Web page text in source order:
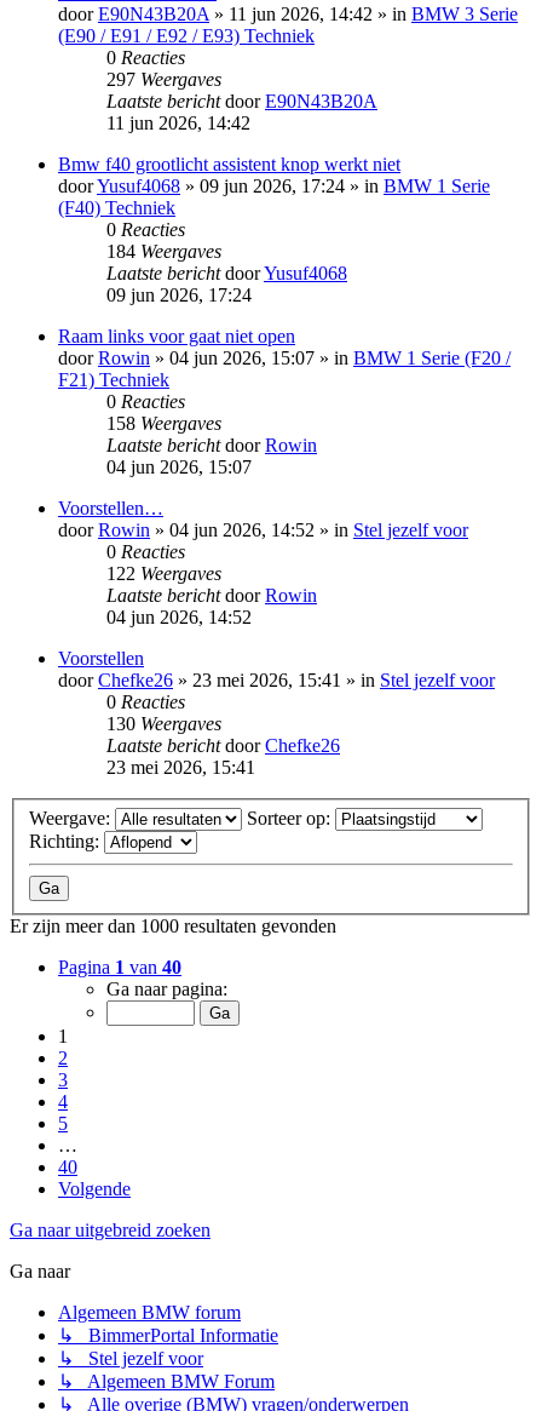
doorE90N43B20A » 11 jun 2026, 14:42 » in BMW 3 Serie
(E90 / E91 / E92 / E93) Techniek
0 Reacties
297 Weergaves
Laatste berichtdoorE90N43B20A
11 jun 2026, 14:42
Bmw f40 grootlicht assistent knop werkt niet
doorYusuf4068 » 09 jun 2026, 17:24 » in BMW 1 Serie
(F40) Techniek
0 Reacties
184 Weergaves
Laatste berichtdoorYusuf4068
09 jun 2026, 17:24
Raam links voor gaat niet open
doorRowin » 04 jun 2026, 15:07 » in BMW 1 Serie (F20 /
F21) Techniek
0 Reacties
158 Weergaves
Laatste berichtdoorRowin
04 jun 2026, 15:07
Voorstellen…
doorRowin » 04 jun 2026, 14:52 » in Stel jezelf voor
0 Reacties
122 Weergaves
Laatste berichtdoorRowin
04 jun 2026, 14:52
Voorstellen
doorChefke26 » 23 mei 2026, 15:41 » in Stel jezelf voor
0 Reacties
130 Weergaves
Laatste berichtdoorChefke26
23 mei 2026, 15:41
Weergave:
Sorteer op:
Richting:
Er zijn meer dan 1000 resultaten gevonden
Pagina 1 van 40
Ga naar pagina:
1
2
3
4
5
…
40
Volgende
Ga naar uitgebreid zoeken
Ga naar
Algemeen BMW forum
↳ BimmerPortal Informatie
↳ Stel jezelf voor
↳ Algemeen BMW Forum
↳ Alle overige (BMW) vragen/onderwerpen